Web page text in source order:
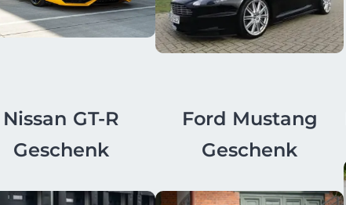
Nissan GT-R
Geschenk
Ford Mustang
Geschenk